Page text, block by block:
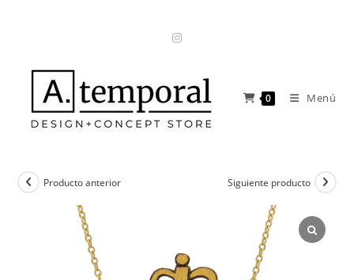
0 Menú
Producto anterior Siguiente producto